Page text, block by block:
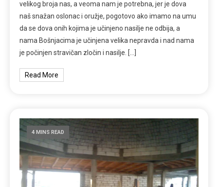
velikog broja nas, a veoma nam je potrebna, jer je dova
naš snažan oslonac i oružje, pogotovo ako imamo na umu
da se dova onih kojima je učinjeno nasilje ne odbija, a
nama Bošnjacima je učinjena velika nepravda i nad nama
je počinjen stravičan zločin i nasilje. […]
Read More
4 MINS READ